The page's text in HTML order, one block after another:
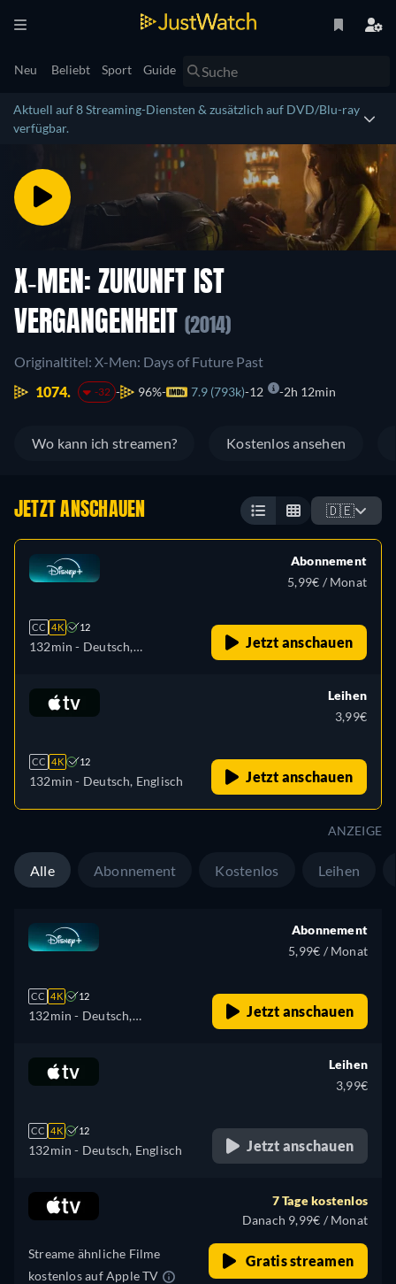
Neu Beliebt Sport Guide
Aktuell auf 8 Streaming-Diensten & zusätzlich auf DVD/Blu-ray
verfügbar.
X-MEN: ZUKUNFT IST
VERGANGENHEIT
(2014)
Originaltitel: X-Men: Days of Future Past
1074.
-32 96% 7.9 (793k) 12 2h 12min
Wo kann ich streamen? Kostenlos ansehen
JETZT ANSCHAUEN 🇩🇪
CC 4K 12
132min - Deutsch,
Spanisch, Spanisch
(Lateinamerika), Französisch,
Japanisch, Polnisch,
Portugiesisch (Brasilien),
Abonnement
5,99€ / Monat
Jetzt anschauen
CC 4K 12
132min - Deutsch, Englisch
Leihen
3,99€
Jetzt anschauen
ANZEIGE
Alle Abonnement Kostenlos Leihen
CC 4K 12
132min - Deutsch,
Spanisch, Spanisch
(Lateinamerika), Französisch,
Japanisch, Polnisch,
Portugiesisch (Brasilien),
Abonnement
5,99€ / Monat
Jetzt anschauen
CC 4K 12
132min - Deutsch, Englisch
Leihen
3,99€
Jetzt anschauen
Streame ähnliche Filme
kostenlos auf Apple TV
7 Tage kostenlos
Danach 9,99€ / Monat
Gratis streamen